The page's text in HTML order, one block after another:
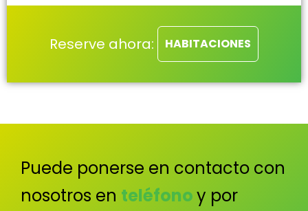
Reserve ahora: HABITACIONES
Puede ponerse en contacto con
nosotros en teléfonoy por